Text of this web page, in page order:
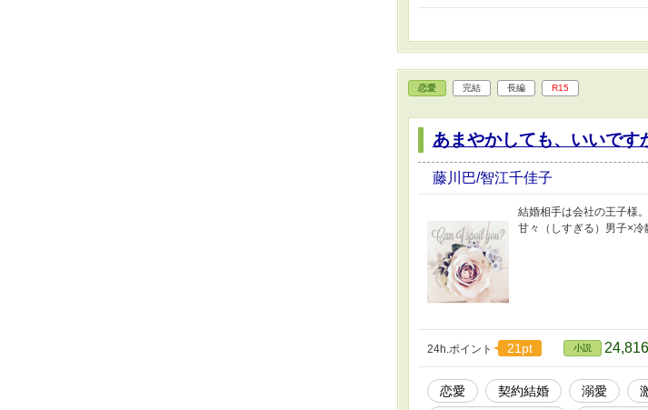
恋愛 完結 長編 R15
あまやかしても、いいです
藤川巴/智江千佳子
結婚相手は会社の王子様
甘々（しすぎる）男子×冷
24h.ポイント 21pt 小説 24,816
恋愛 契約結婚 溺愛